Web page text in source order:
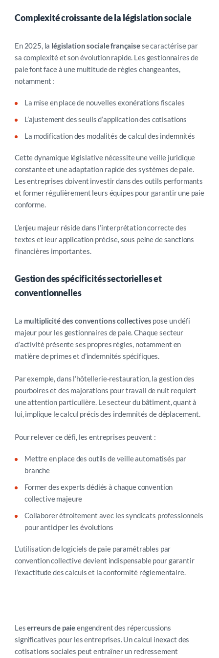
Complexité croissante de la législation sociale
En 2025, la législation sociale françaisese caractérise par
sa complexité et son évolution rapide. Les gestionnaires de
paie font face à une multitude de règles changeantes,
notamment :
La mise en place de nouvelles exonérations fiscales
L’ajustement des seuils d’application des cotisations
La modification des modalités de calcul des indemnités
Cette dynamique législative nécessite une veille juridique
constante et une adaptation rapide des systèmes de paie.
Les entreprises doivent investir dans des outils performants
et former régulièrement leurs équipes pour garantir une paie
conforme.
L’enjeu majeur réside dans l’interprétation correcte des
textes et leur application précise, sous peine de sanctions
financières importantes.
Gestion des spécificités sectorielles et
conventionnelles
La multiplicité des conventions collectives pose un défi
majeur pour les gestionnaires de paie. Chaque secteur
d’activité présente ses propres règles, notamment en
matière de primes et d’indemnités spécifiques.
Par exemple, dans l’hôtellerie-restauration, la gestion des
pourboires et des majorations pour travail de nuit requiert
une attention particulière. Le secteur du bâtiment, quant à
lui, implique le calcul précis des indemnités de déplacement.
Pour relever ce défi, les entreprises peuvent :
Mettre en place des outils de veille automatisés par
branche
Former des experts dédiés à chaque convention
collective majeure
Collaborer étroitement avec les syndicats professionnels
pour anticiper les évolutions
L’utilisation de logiciels de paie paramétrables par
convention collective devient indispensable pour garantir
l’exactitude des calculs et la conformité réglementaire.
Leserreurs de paieengendrent des répercussions
significatives pour les entreprises. Un calcul inexact des
cotisations sociales peut entraîner un redressement